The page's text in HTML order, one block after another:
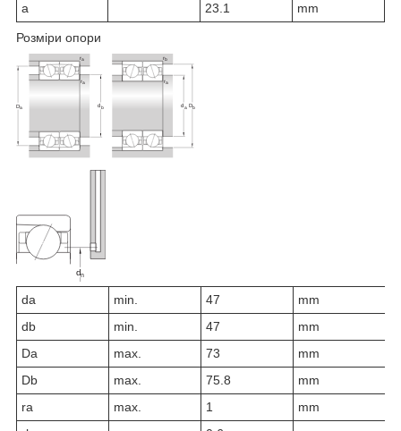
a
23.1 mm
Розміри опори
da min. 47
mm
db min. 47
mm
Da max. 73
mm
Db max. 75.8
mm
ra max. 1
mm